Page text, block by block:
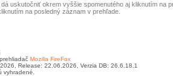
uskutočniť okrem vyššie spomenutého aj kliknutím na
na posledný záznam v prehľade.
Mozilla FireFox
Release: 22.06.2026, Verzia DB: 26.6.18.1
vyhradené.